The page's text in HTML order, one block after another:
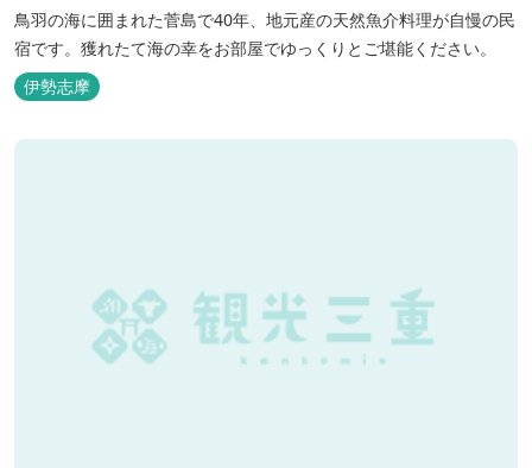
鳥羽の海に囲まれた菅島で40年、地元産の天然魚介料理が自慢の民
宿です。獲れたて海の幸をお部屋でゆっくりとご堪能ください。
伊勢志摩